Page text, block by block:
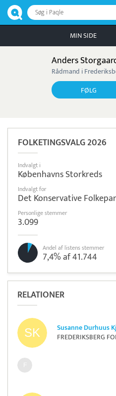
Søg i Paqle
MIN SIDE
Anders
Rådmand i
FØLG
FOLKETINGSVALG 2026
Indvalgt i
Københavns Storkreds
Indvalgt for
Det Konservative
Personlige stemmer
3.099
Andel af listens stemmer
7,4% af 41.744
RELATIONER
Susanne Durhuus
FREDERIKSBERG